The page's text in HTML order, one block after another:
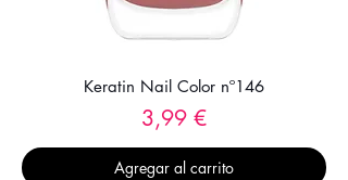
Keratin Nail Color nº146
Precio
3,99 €
Agregar al carrito